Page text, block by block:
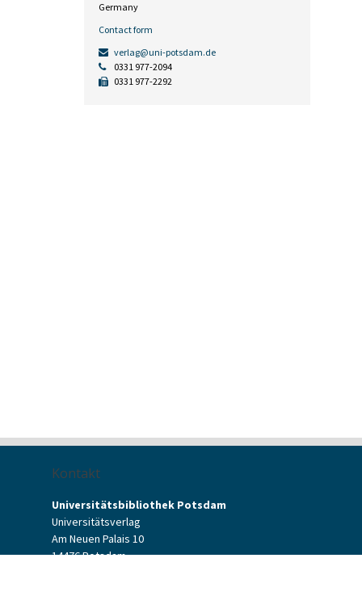
Germany
Contact form
verlag@uni-potsdam.de
0331 977-2094
0331 977-2292
Kontakt
Universitätsbibliothek Potsdam
Universitätsverlag
Am Neuen Palais 10
14476 Potsdam